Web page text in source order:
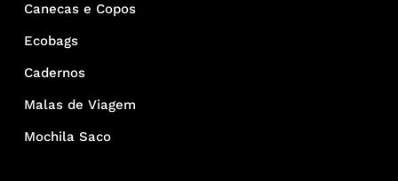
Canecas e Copos
Ecobags
Cadernos
Malas de Viagem
Mochila Saco